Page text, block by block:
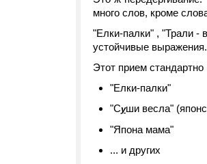
много слов, кроме
"Елки-палки" , "Трали -
устойчивые выражения.
Этот прием
"Елки-палки"
"Суши весла"
"Япона мама"
... и других